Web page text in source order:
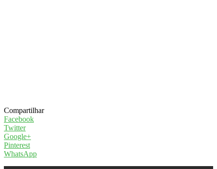
Compartilhar
Facebook
Twitter
Google+
Pinterest
WhatsApp